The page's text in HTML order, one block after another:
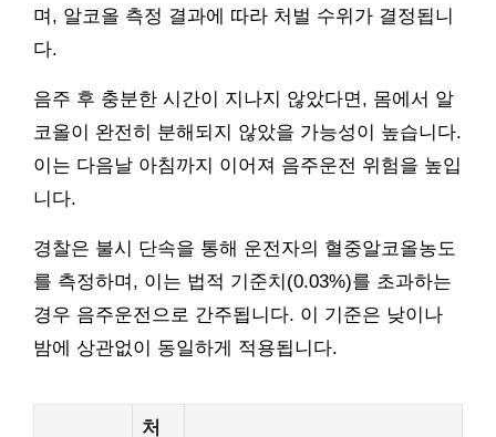
며, 알코올 측정 결과에 따라 처벌 수위가 결정됩니
다.
음주 후 충분한 시간이 지나지 않았다면, 몸에서 알
코올이 완전히 분해되지 않았을 가능성이 높습니다.
이는 다음날 아침까지 이어져 음주운전 위험을 높입
니다.
경찰은 불시 단속을 통해 운전자의 혈중알코올농도
를 측정하며, 이는 법적 기준치(0.03%)를 초과하는
경우 음주운전으로 간주됩니다. 이 기준은 낮이나
밤에 상관없이 동일하게 적용됩니다.
처